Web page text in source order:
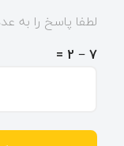
لطفا پاسخ را به
7 − 2 =